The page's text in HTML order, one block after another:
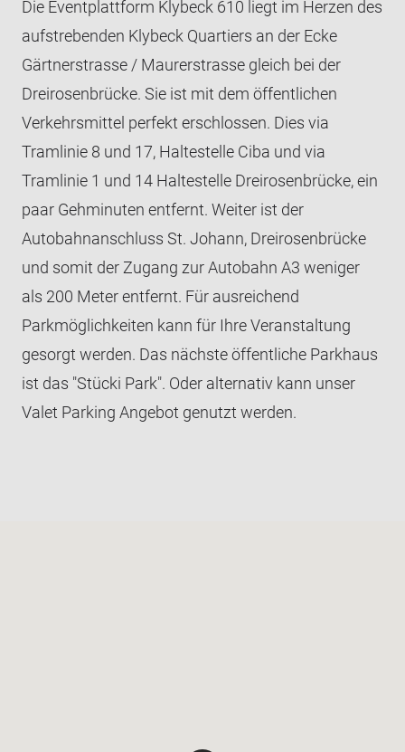
Weihnachtsfeier
Glyybi 1
Glyybi 2 & 3
TEAM WYNIGER-EVENTS
KONTAKT UND ANFRAGE
Die Eventplattform Klybeck 610 liegt im Herzen des
aufstrebenden Klybeck Quartiers an der Ecke
Gärtnerstrasse / Maurerstrasse gleich bei der
Dreirosenbrücke. Sie ist mit dem öffentlichen
Verkehrsmittel perfekt erschlossen. Dies via
Tramlinie 8 und 17, Haltestelle Ciba und via
Tramlinie 1 und 14 Haltestelle Dreirosenbrücke, ein
paar Gehminuten entfernt. Weiter ist der
Autobahnanschluss St. Johann, Dreirosenbrücke
und somit der Zugang zur Autobahn A3 weniger
als 200 Meter entfernt. Für ausreichend
Parkmöglichkeiten kann für Ihre Veranstaltung
gesorgt werden. Das nächste öffentliche Parkhaus
ist das "Stücki Park". Oder alternativ kann unser
Valet Parking Angebot genutzt werden.